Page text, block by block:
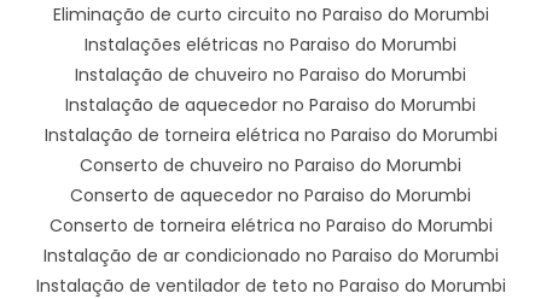
Eliminação de curto circuito no Paraiso do Morumbi
Instalações elétricas no Paraiso do Morumbi
Instalação de chuveiro no Paraiso do Morumbi
Instalação de aquecedor no Paraiso do Morumbi
Instalação de torneira elétrica no Paraiso do Morumbi
Conserto de chuveiro no Paraiso do Morumbi
Conserto de aquecedor no Paraiso do Morumbi
Conserto de torneira elétrica no Paraiso do Morumbi
Instalação de ar condicionado no Paraiso do Morumbi
Instalação de ventilador de teto no Paraiso do Morumbi